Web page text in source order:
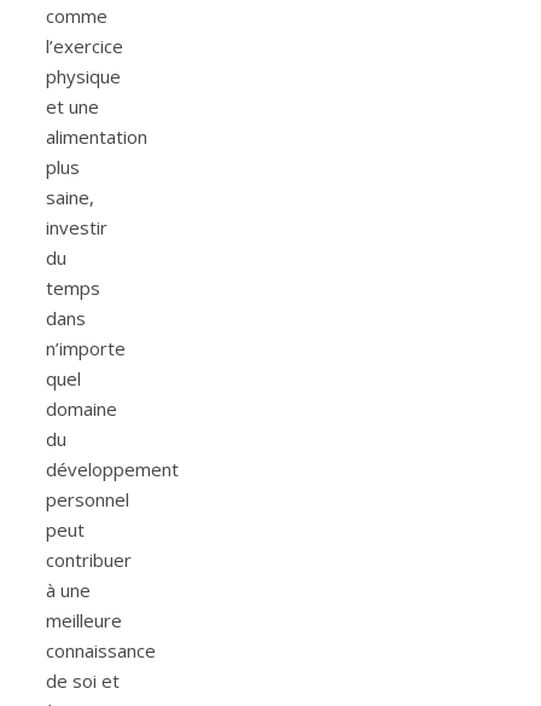
comme
l’exercice
physique
et une
alimentation
plus
saine,
investir
du
temps
dans
n’importe
quel
domaine
du
développement
personnel
peut
contribuer
à une
meilleure
connaissance
de soi et